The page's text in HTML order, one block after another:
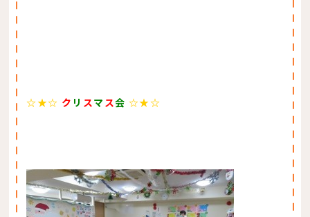
☆★☆ ク リ スマ ス会 ☆★☆